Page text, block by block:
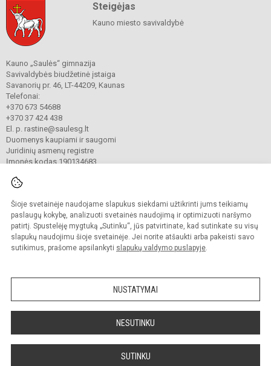
Šioje svetainėje naudojame slapukus siekdami užtikrinti jums teikiamų
paslaugų kokybę, analizuoti svetainės naudojimą ir optimizuoti naršymo
patirtį. Spustelėję mygtuką „Sutinku“, jūs patvirtinate, kad sutinkate su visų
slapukų naudojimu šioje svetainėje. Jei norite atšaukti arba pakeisti savo
sutikimus, prašome apsilankyti slapukų valdymo puslapyje.
NUSTATYMAI
NESUTINKU
SUTINKU
Steigėjas
Kauno miesto savivaldybė
Kauno „Saulės“ gimnazija
Savivaldybės biudžetinė įstaiga
Savanorių pr. 46, LT-44209, Kaunas
Telefonai:
+370 673 54688
+370 37 424 438
El. p. rastine@saulesg.lt
Duomenys kaupiami ir saugomi
Juridinių asmenų registre
Įmonės kodas 190134683
© 2023 Kauno „Saulės“ gimnazija. Visos teisės saugomos.
Kopijuoti turinį be raštiško gimnazijos sutikimo griežtai draudžiama.
Prieinamumo paraiška Slapukų valdymas
Sumanus būdas atnaujinti